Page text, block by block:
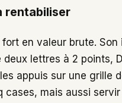
rentabiliser
en valeur brute.
deux lettres à 2 points,
appuis sur une grille
cases, mais aussi